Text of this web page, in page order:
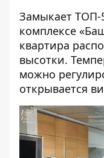
Замыкает ТОП-
комплексе
квартира
высотки.
можно
открывается